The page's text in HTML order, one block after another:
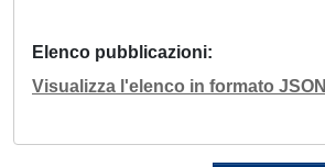
Elenco pubblicazioni
Visualizza l'elenco in formato JSON